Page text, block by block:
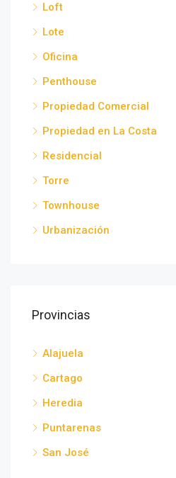
Loft
Lote
Oficina
Penthouse
Propiedad Comercial
Propiedad en La Costa
Residencial
Torre
Townhouse
Urbanización
Provincias
Alajuela
Cartago
Heredia
Puntarenas
San José